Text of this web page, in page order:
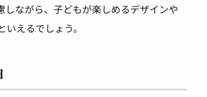
ながら、子どもが楽しめるデザインや
えるでしょう。